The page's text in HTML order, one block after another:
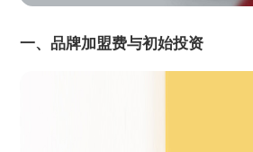
一、品牌加盟费与初始投资